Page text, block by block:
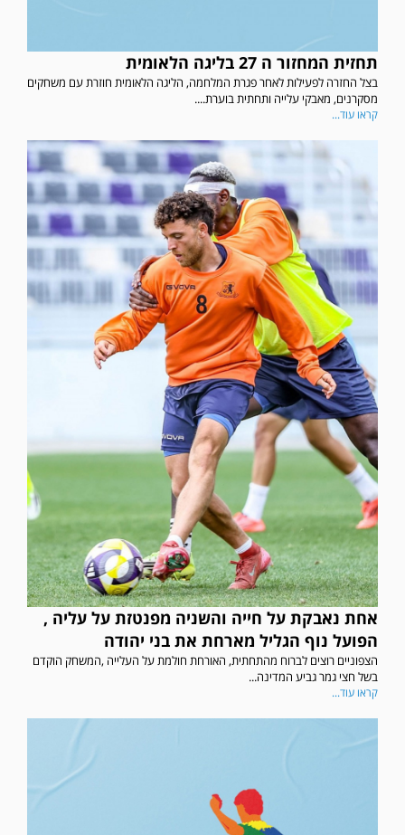
תחזית המחזור ה 27 בליגה הלאומית
בצל החזרה לפעילות לאחר פגרת המלחמה, הליגה הלאומית חוזרת עם משחקים
מסקרנים, מאבקי עלייה ותחתית בוערת....
קראו עוד...
אחת נאבקת על חייה והשניה מפנטזת על עליה ,
הפועל נוף הגליל מארחת את בני יהודה
הצפוניים רוצים לברוח מהתחתית, האורחת חולמת על העלייה ,המשחק הוקדם
בשל חצי גמר גביע המדינה...
קראו עוד...